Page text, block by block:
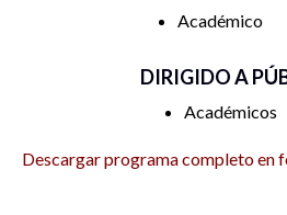
Académico
DIRIGIDO A
Académicos
Descargar programa completo en